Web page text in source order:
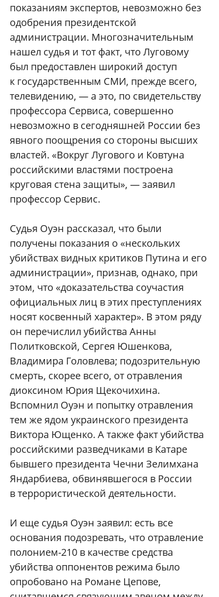
показаниям экспертов, невозможно без
одобрения президентской
администрации. Многозначительным
нашел судья и тот факт, что Луговому
был предоставлен широкий доступ
к государственным СМИ, прежде всего,
телевидению, — а это, по свидетельству
профессора Сервиса, совершенно
невозможно в сегодняшней России без
явного поощрения со стороны высших
властей. «Вокруг Лугового и Ковтуна
российскими властями построена
круговая стена защиты», — заявил
профессор Сервис.
Судья Оуэн рассказал, что были
получены показания о «нескольких
убийствах видных критиков Путина и его
администрации», признав, однако, при
этом, что «доказательства соучастия
официальных лиц в этих преступлениях
носят косвенный характер». В этом ряду
он перечислил убийства Анны
Политковской, Сергея Юшенкова,
Владимира Головлева; подозрительную
смерть, скорее всего, от отравления
диоксином Юрия Щекочихина.
Вспомнил Оуэн и попытку отравления
тем же ядом украинского президента
Виктора Ющенко. А также факт убийства
российскими разведчиками в Катаре
бывшего президента Чечни Зелимхана
Яндарбиева, обвинявшегося в России
в террористической деятельности.
И еще судья Оуэн заявил: есть все
основания подозревать, что отравление
полонием-210 в качестве средства
убийства оппонентов режима было
опробовано на Романе Цепове,